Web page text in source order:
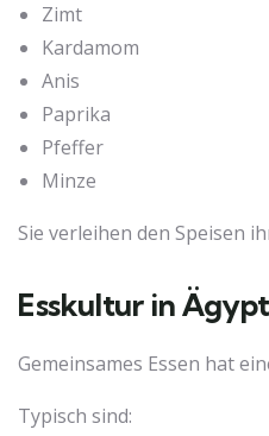
Zimt
Kardamom
Anis
Paprika
Pfeffer
Minze
Sie verleihen den Speisen
Esskultur in
Gemeinsames Essen hat
Typisch sind: